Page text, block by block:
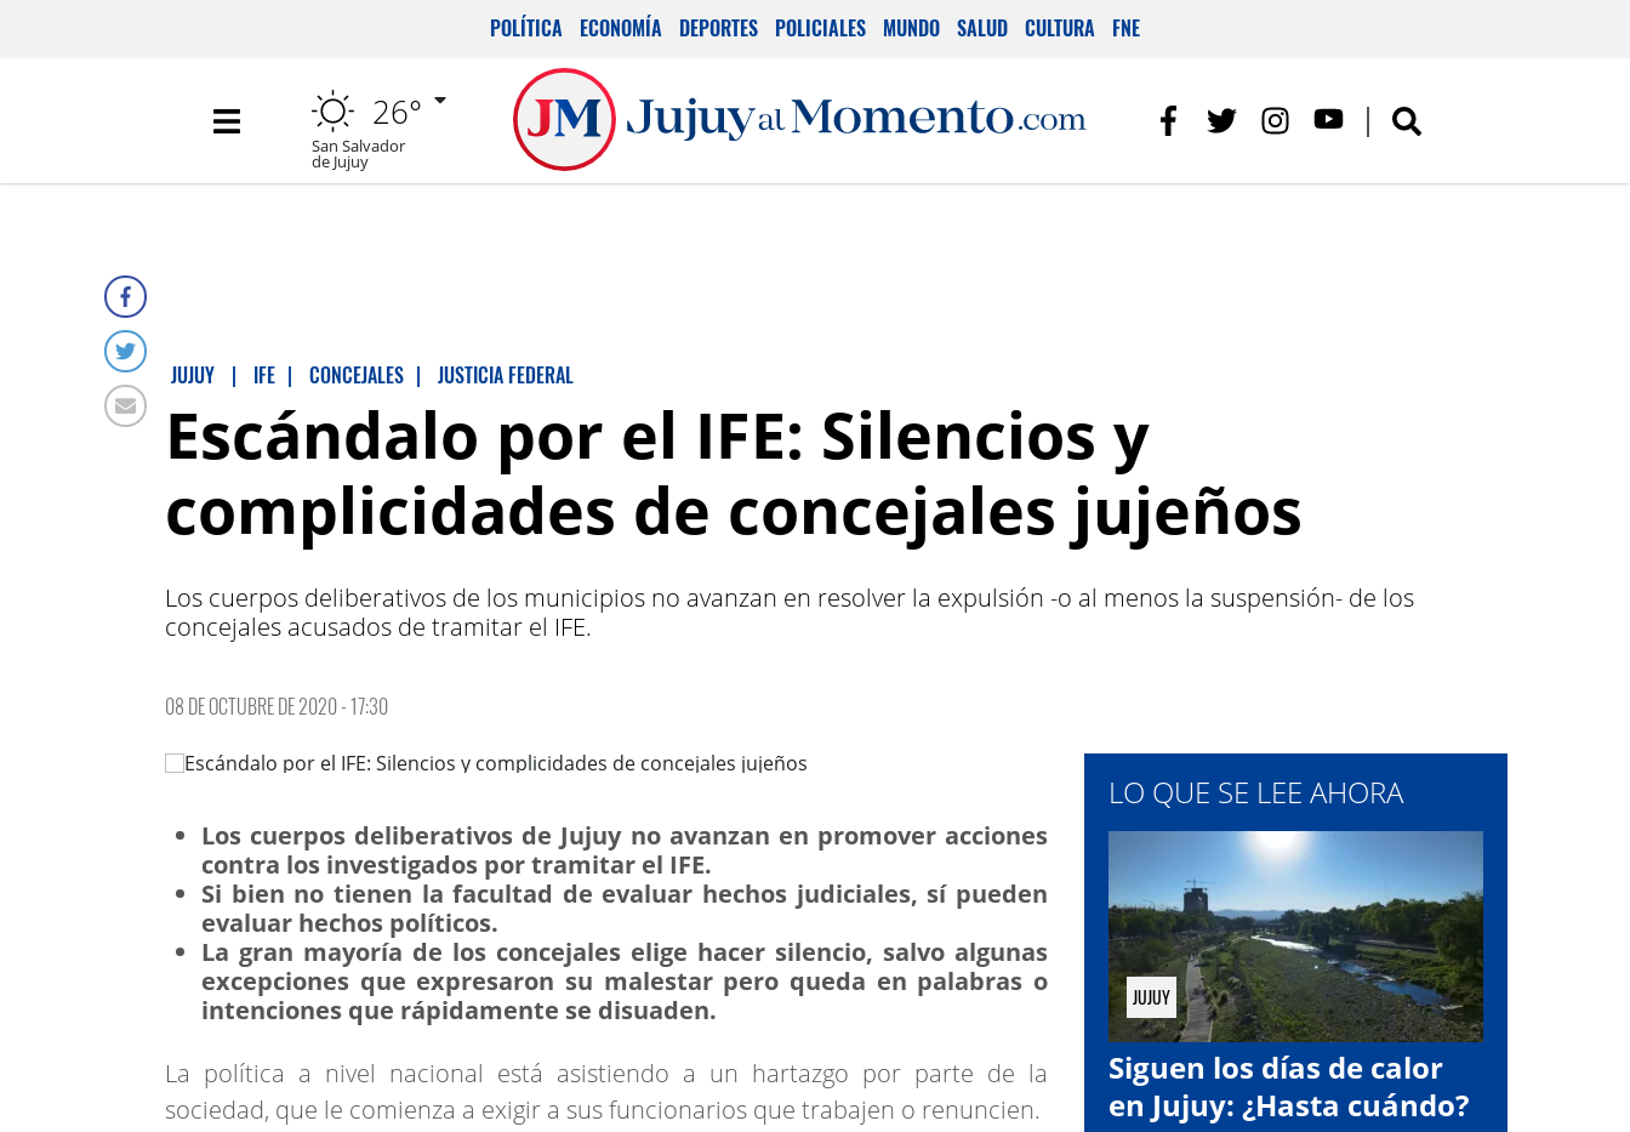
POLÍTICA ECONOMÍA DEPORTES POLICIALES MUNDO SALUD CULTURA FNE
26°
San Salvador
de Jujuy
JUJUY | IFE | CONCEJALES | JUSTICIA FEDERAL
Escándalo por el IFE: Silencios y
complicidades de concejales jujeños
Los cuerpos deliberativos de los municipios no avanzan en resolver la expulsión -o al menos la suspensión- de los
concejales acusados de tramitar el IFE.
08 DE OCTUBRE DE 2020 - 17:30
Los cuerpos deliberativos de Jujuy no avanzan en promover acciones
contra los investigados por tramitar el IFE.
Si bien no tienen la facultad de evaluar hechos judiciales, sí pueden
evaluar hechos políticos.
La gran mayoría de los concejales elige hacer silencio, salvo algunas
excepciones que expresaron su malestar pero queda en palabras o
intenciones que rápidamente se disuaden.
La política a nivel nacional está asistiendo a un hartazgo por parte de la
sociedad, que le comienza a exigir a sus funcionarios que trabajen o renuncien.
LO QUE SE LEE AHORA
JUJUY
Siguen los días de calor
en Jujuy: ¿Hasta cuándo?